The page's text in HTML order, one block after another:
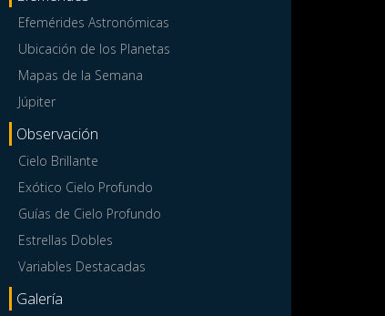
Efemérides Astronómicas
Ubicación de los Planetas
Mapas de la Semana
Júpiter
Observación
Cielo Brillante
Exótico Cielo Profundo
Guías de Cielo Profundo
Estrellas Dobles
Variables Destacadas
Galería